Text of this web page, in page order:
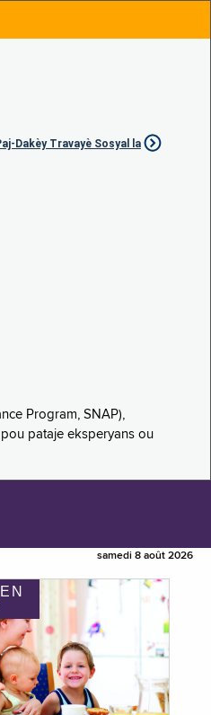
Dakèy Travayè Sosyal la
Program, SNAP),
pataje eksperyans ou
samedi 8 août 2026